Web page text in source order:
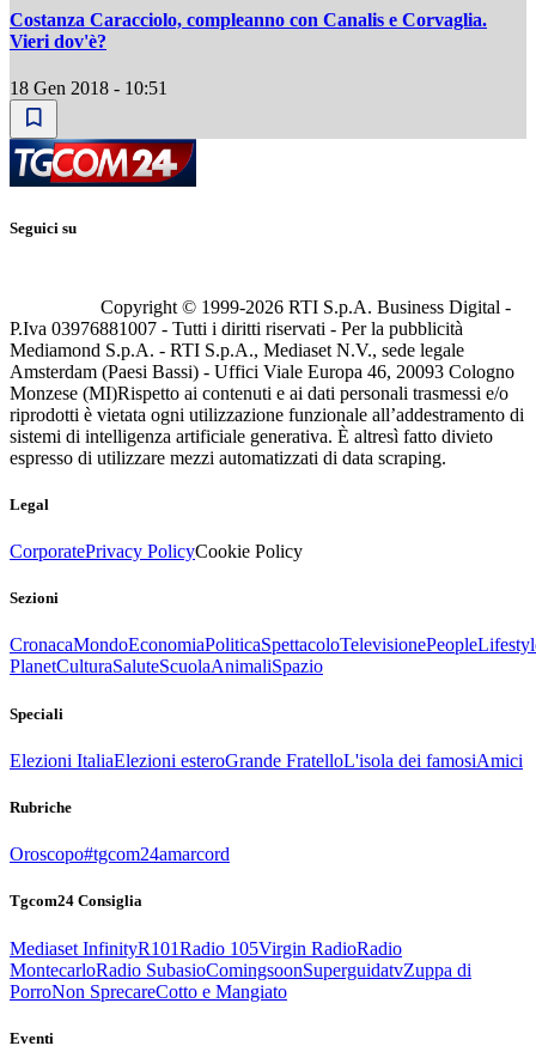
Costanza Caracciolo, compleanno con Canalis e Corvaglia.
Vieri dov'è?
18 Gen 2018 - 10:51
Seguici su
Copyright © 1999-2026 RTI S.p.A. Business Digital -
P.Iva 03976881007 - Tutti i diritti riservati - Per la pubblicità
Mediamond S.p.A. - RTI S.p.A., Mediaset N.V., sede legale
Amsterdam (Paesi Bassi) - Uffici Viale Europa 46, 20093 Cologno
Monzese (MI)Rispetto ai contenuti e ai dati personali trasmessi e/o
riprodotti è vietata ogni utilizzazione funzionale all’addestramento di
sistemi di intelligenza artificiale generativa. È altresì fatto divieto
espresso di utilizzare mezzi automatizzati di data scraping.
Legal
CorporatePrivacy PolicyCookie Policy
Sezioni
CronacaMondoEconomiaPoliticaSpettacoloTelevisionePeople
PlanetCulturaSaluteScuolaAnimaliSpazio
Speciali
Elezioni ItaliaElezioni esteroGrande FratelloL'isola dei famosiAmici
Rubriche
Oroscopo#tgcom24amarcord
Tgcom24 Consiglia
Mediaset InfinityR101Radio 105Virgin RadioRadio
MontecarloRadio SubasioComingsoonSuperguidatvZuppa di
PorroNon SprecareCotto e Mangiato
Eventi